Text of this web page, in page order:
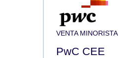
VENTA MINORISTA
PwC CEE